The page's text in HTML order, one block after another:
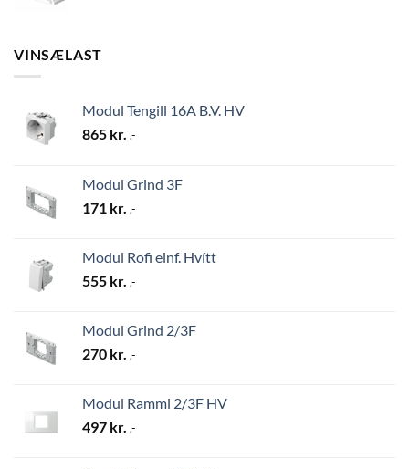
VINSÆLAST
Modul Tengill 16A B.V. HV
865 kr. .-
Modul Grind 3F
171 kr. .-
Modul Rofi einf. Hvítt
555 kr. .-
Modul Grind 2/3F
270 kr. .-
Modul Rammi 2/3F HV
497 kr. .-